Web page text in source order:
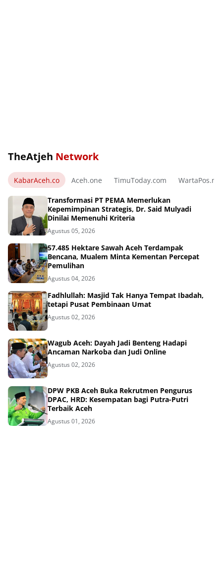
TheAtjeh Network
KabarAceh.co Aceh.one TimuToday.com WartaPos.net
Transformasi PT PEMA Memerlukan
Kepemimpinan Strategis, Dr. Said Mulyadi
Dinilai Memenuhi Kriteria
Agustus 05, 2026
57.485 Hektare Sawah Aceh Terdampak
Bencana, Mualem Minta Kementan Percepat
Pemulihan
Agustus 04, 2026
Fadhlullah: Masjid Tak Hanya Tempat Ibadah,
tetapi Pusat Pembinaan Umat
Agustus 02, 2026
Wagub Aceh: Dayah Jadi Benteng Hadapi
Ancaman Narkoba dan Judi Online
Agustus 02, 2026
DPW PKB Aceh Buka Rekrutmen Pengurus
DPAC, HRD: Kesempatan bagi Putra-Putri
Terbaik Aceh
Agustus 01, 2026